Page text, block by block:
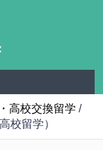
高校交換留学 /
校留学）